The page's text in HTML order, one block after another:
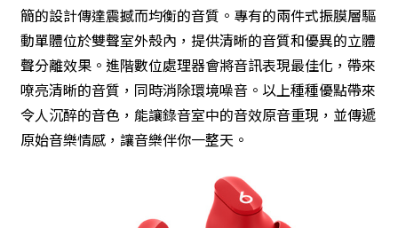
簡的設計傳達震撼而均衡的音質。專有的兩件式振膜層驅
動單體位於雙聲室外殼內，提供清晰的音質和優異的立體
聲分離效果。進階數位處理器會將音訊表現最佳化，帶來
嘹亮清晰的音質，同時消除環境噪音。以上種種優點帶來
令人沉醉的音色，能讓錄音室中的音效原音重現，並傳遞
原始音樂情感，讓音樂伴你一整天。